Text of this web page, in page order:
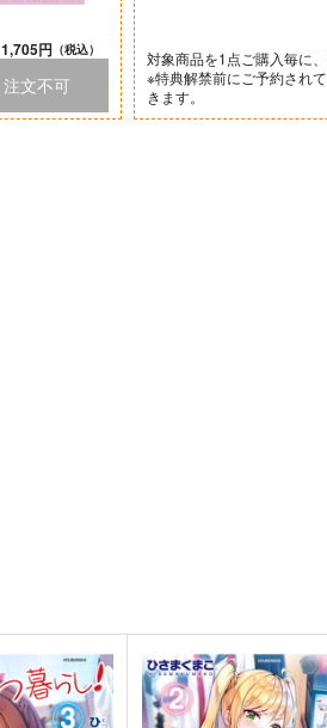
1,705円（税込）
注文不可
対象商品を1点ご購入毎に
※特典解禁前にご予約され
きます。